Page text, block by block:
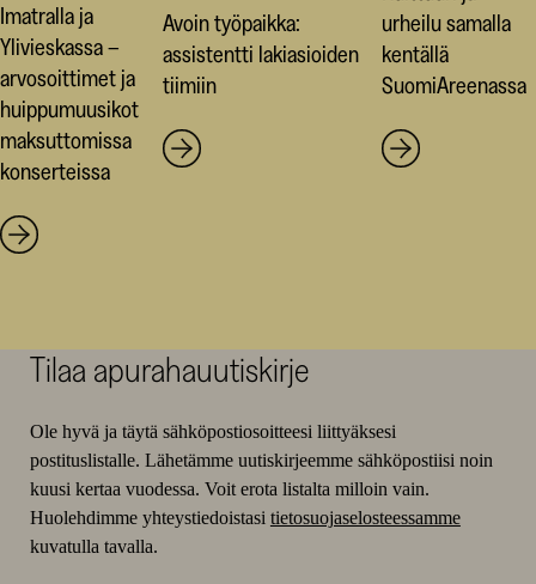
Imatralla ja
Ylivieskassa –
arvosoittimet ja
huippumuusikot
maksuttomissa
konserteissa
Avoin työpaikka:
assistentti lakiasioiden
tiimiin
urheilu samalla
kentällä
SuomiAreenassa
Tilaa apurahauutiskirje
Ole hyvä ja täytä sähköpostiosoitteesi liittyäksesi
postituslistalle. Lähetämme uutiskirjeemme sähköpostiisi noin
kuusi kertaa vuodessa. Voit erota listalta milloin vain.
Huolehdimme yhteystiedoistasi tietosuojaselosteessamme
kuvatulla tavalla.